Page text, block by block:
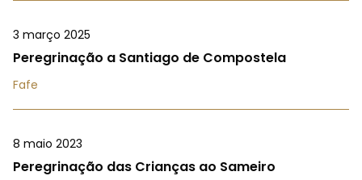
3 março 2025
Peregrinação a Santiago de Compostela
Fafe
8 maio 2023
Peregrinação das Crianças ao Sameiro